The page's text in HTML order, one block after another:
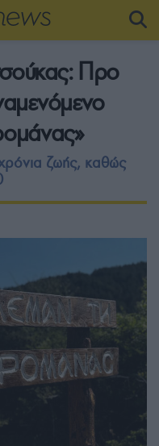
Προ
ζωής, καθώς